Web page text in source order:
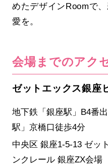
めたデザインRoomで
愛を。
会場までのアク
ゼットエックス銀座
地下鉄「銀座駅」B4番
駅」京橋口徒歩4分
中央区 銀座1-5-13 ゼッ
ンクレール 銀座ZX会場